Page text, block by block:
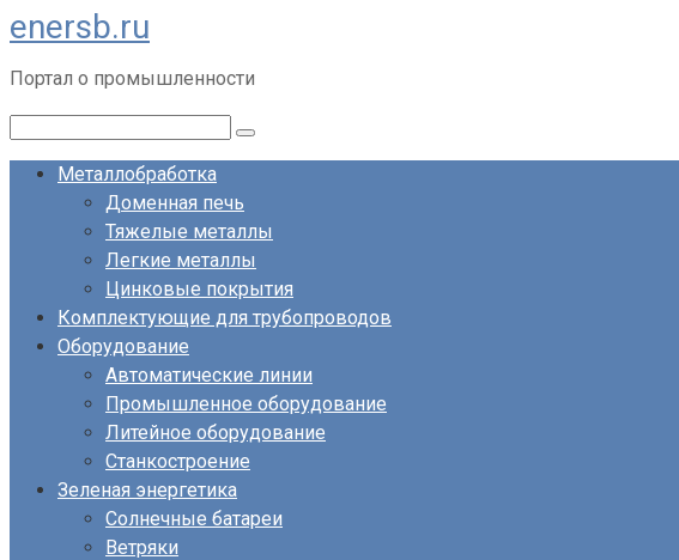
Перейти
к
контенту
enersb.ru
Портал о промышленности
Металлобработка
Доменная печь
Тяжелые металлы
Легкие металлы
Цинковые покрытия
Комплектующие для трубопроводов
Оборудование
Автоматические линии
Промышленное оборудование
Литейное оборудование
Станкостроение
Зеленая энергетика
Солнечные батареи
Ветряки